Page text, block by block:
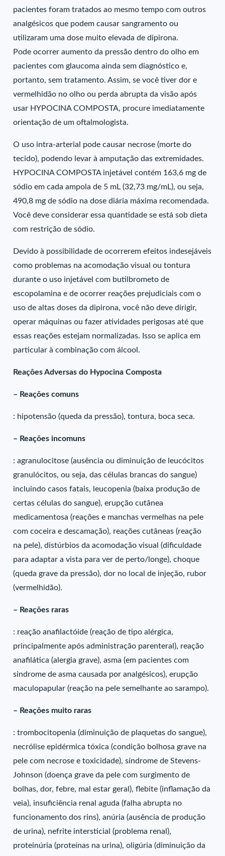
pacientes foram tratados ao mesmo tempo com outros
analgésicos que podem causar sangramento ou
utilizaram uma dose muito elevada de dipirona.
Pode ocorrer aumento da pressão dentro do olho em
pacientes com glaucoma ainda sem diagnóstico e,
portanto, sem tratamento. Assim, se você tiver dor e
vermelhidão no olho ou perda abrupta da visão após
usar HYPOCINA COMPOSTA, procure imediatamente
orientação de um oftalmologista.
O uso intra-arterial pode causar necrose (morte do
tecido), podendo levar à amputação das extremidades.
HYPOCINA COMPOSTA injetável contém 163,6 mg de
sódio em cada ampola de 5 mL (32,73 mg/mL), ou seja,
490,8 mg de sódio na dose diária máxima recomendada.
Você deve considerar essa quantidade se está sob dieta
com restrição de sódio.
Devido à possibilidade de ocorrerem efeitos indesejáveis
como problemas na acomodação visual ou tontura
durante o uso injetável com butilbrometo de
escopolamina e de ocorrer reações prejudiciais com o
uso de altas doses da dipirona, você não deve dirigir,
operar máquinas ou fazer atividades perigosas até que
essas reações estejam normalizadas. Isso se aplica em
particular à combinação com álcool.
Reações Adversas do Hypocina Composta
– Reações comuns
: hipotensão (queda da pressão), tontura, boca seca.
– Reações incomuns
: agranulocitose (ausência ou diminuição de leucócitos
granulócitos, ou seja, das células brancas do sangue)
incluindo casos fatais, leucopenia (baixa produção de
certas células do sangue), erupção cutânea
medicamentosa (reações e manchas vermelhas na pele
com coceira e descamação), reações cutâneas (reação
na pele), distúrbios da acomodação visual (dificuldade
para adaptar a vista para ver de perto/longe), choque
(queda grave da pressão), dor no local de injeção, rubor
(vermelhidão).
– Reações raras
: reação anafilactóide (reação de tipo alérgica,
principalmente após administração parenteral), reação
anafilática (alergia grave), asma (em pacientes com
sindrome de asma causada por analgésicos), erupção
maculopapular (reação na pele semelhante ao sarampo).
– Reações muito raras
: trombocitopenia (diminuição de plaquetas do sangue),
necrólise epidérmica tóxica (condição bolhosa grave na
pele com necrose e toxicidade), síndrome de Stevens-
Johnson (doença grave da pele com surgimento de
bolhas, dor, febre, mal estar geral), flebite (inflamação da
veia), insuficiência renal aguda (falha abrupta no
funcionamento dos rins), anúria (ausência de produção
de urina), nefrite intersticial (problema renal),
proteinúria (proteínas na urina), oligúria (diminuição da